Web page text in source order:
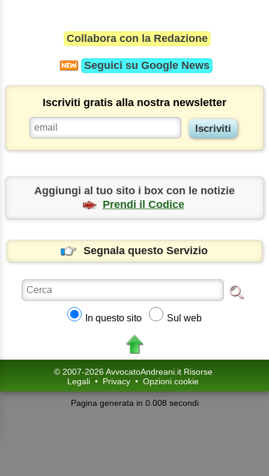
Collabora con la Redazione
Seguici su Google News
Iscriviti gratis alla nostra newsletter
Aggiungi al tuo sito i box con le notizie
Prendi il Codice
Segnala questo Servizio
In questo sito Sul web
© 2007-2026 AvvocatoAndreani.it Risorse
Legali • Privacy • Opzioni cookie
Pagina generata in 0.008 secondi